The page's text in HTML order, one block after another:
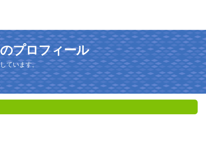
プロフィール
ています。